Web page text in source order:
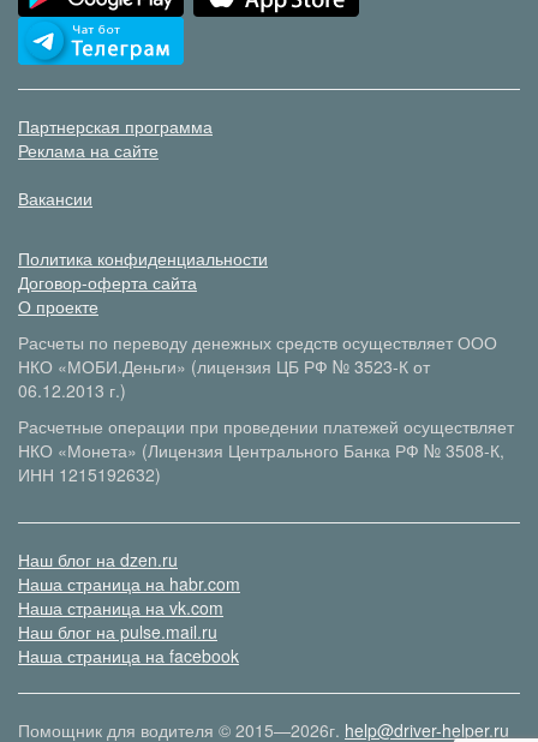
Партнерская программа
Реклама на сайте
Вакансии
Политика конфиденциальности
Договор-оферта сайта
О проекте
Расчеты по переводу денежных средств осуществляет ООО
НКО «МОБИ.Деньги» (лицензия ЦБ РФ № 3523-К от
06.12.2013 г.)
Расчетные операции при проведении платежей осуществляет
НКО «Монета» (Лицензия Центрального Банка РФ № 3508-К,
ИНН 1215192632)
Наш блог на dzen.ru
Наша страница на habr.com
Наша страница на vk.com
Наш блог на pulse.mail.ru
Наша страница на facebook
Помощник для водителя © 2015—2026г. help@driver-helper.ru